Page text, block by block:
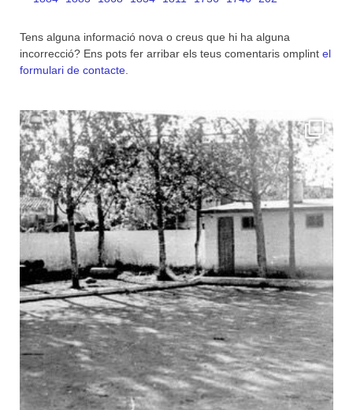
Tens alguna informació nova o creus que hi ha alguna
incorrecció? Ens pots fer arribar els teus comentaris omplint el
formulari de contacte